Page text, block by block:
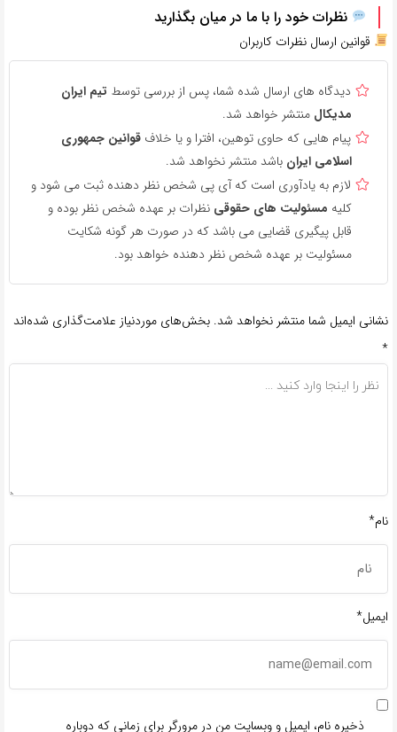
نظرات خود را با ما در میان بگذارید
قوانین ارسال نظرات کاربران
دیدگاه های ارسال شده شما، پس از بررسی توسط تیم ایران
مدیکال منتشر خواهد شد.
پیام هایی که حاوی توهین، افترا و یا خلاف قوانین جمهوری
اسلامی ایران باشد منتشر نخواهد شد.
لازم به یادآوری است که آی پی شخص نظر دهنده ثبت می شود و
کلیه مسئولیت های حقوقی نظرات بر عهده شخص نظر بوده و
قابل پیگیری قضایی می باشد که در صورت هر گونه شکایت
مسئولیت بر عهده شخص نظر دهنده خواهد بود.
نشانی ایمیل شما منتشر نخواهد شد. بخش‌های موردنیاز علامت‌گذاری شده‌اند
*
نام*
ایمیل*
ذخیره نام، ایمیل و وبسایت من در مرورگر برای زمانی که دوباره